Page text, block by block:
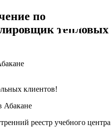
по
тепловых
клиентов!
Абакане
реестр учебного центра